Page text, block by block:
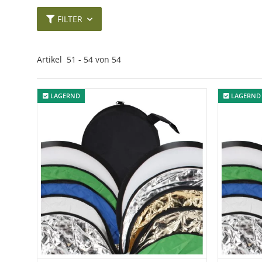
FILTER
Artikel 51 - 54 von 54
LAGERND
LAGERND LAGERND
LAGERND